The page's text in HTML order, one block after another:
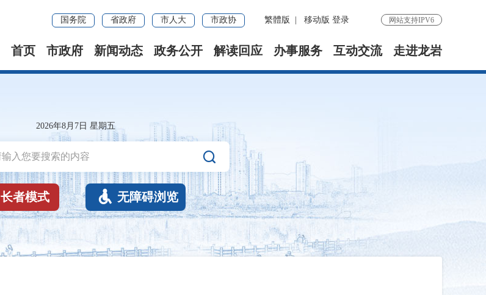
国务院 省政府 市人大 市政协 繁體版 移动版 登录 网站支持IPV6
首页 市政府 新闻动态 政务公开 解读回应 办事服务 互动交流 走进龙岩
2026年8月7日 星期五

长者模式  无障碍浏览